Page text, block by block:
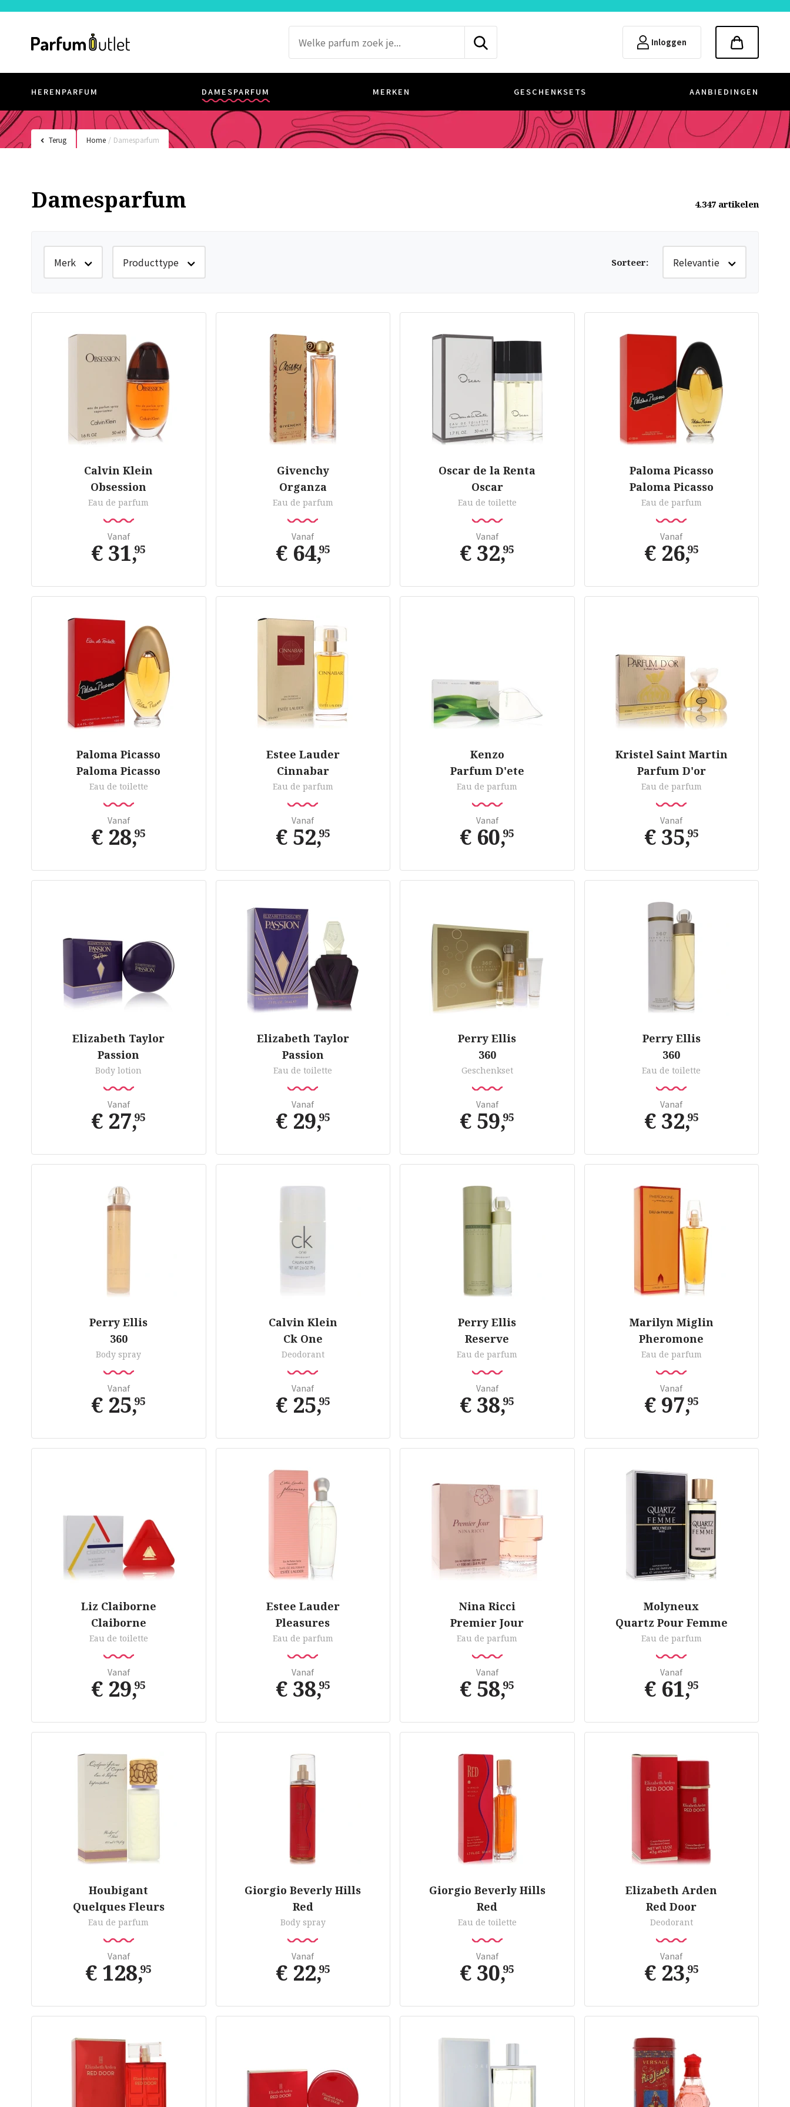
Inloggen
HERENPARFUM DAMESPARFUM MERKEN GESCHENKSETS AANBIEDINGEN
Terug Home / Damesparfum
Damesparfum 4.347 artikelen
Merk Producttype Sorteer: Relevantie
Calvin Klein
Obsession
Eau de parfum
Vanaf
€ 31,95
Givenchy
Organza
Eau de parfum
Vanaf
€ 64,95
Oscar de la Renta
Oscar
Eau de toilette
Vanaf
€ 32,95
Paloma Picasso
Paloma Picasso
Eau de parfum
Vanaf
€ 26,95
Paloma Picasso
Paloma Picasso
Eau de toilette
Vanaf
€ 28,95
Estee Lauder
Cinnabar
Eau de parfum
Vanaf
€ 52,95
Kenzo
Parfum D'ete
Eau de parfum
Vanaf
€ 60,95
Kristel Saint Martin
Parfum D'or
Eau de parfum
Vanaf
€ 35,95
Elizabeth Taylor
Passion
Body lotion
Vanaf
€ 27,95
Elizabeth Taylor
Passion
Eau de toilette
Vanaf
€ 29,95
Perry Ellis
360
Geschenkset
Vanaf
€ 59,95
Perry Ellis
360
Eau de toilette
Vanaf
€ 32,95
Perry Ellis
360
Body spray
Vanaf
€ 25,95
Calvin Klein
Ck One
Deodorant
Vanaf
€ 25,95
Perry Ellis
Reserve
Eau de parfum
Vanaf
€ 38,95
Marilyn Miglin
Pheromone
Eau de parfum
Vanaf
€ 97,95
Liz Claiborne
Claiborne
Eau de toilette
Vanaf
€ 29,95
Estee Lauder
Pleasures
Eau de parfum
Vanaf
€ 38,95
Nina Ricci
Premier Jour
Eau de parfum
Vanaf
€ 58,95
Molyneux
Quartz Pour Femme
Eau de parfum
Vanaf
€ 61,95
Houbigant
Quelques Fleurs
Eau de parfum
Vanaf
€ 128,95
Giorgio Beverly Hills
Red
Body spray
Vanaf
€ 22,95
Giorgio Beverly Hills
Red
Eau de toilette
Vanaf
€ 30,95
Elizabeth Arden
Red Door
Deodorant
Vanaf
€ 23,95